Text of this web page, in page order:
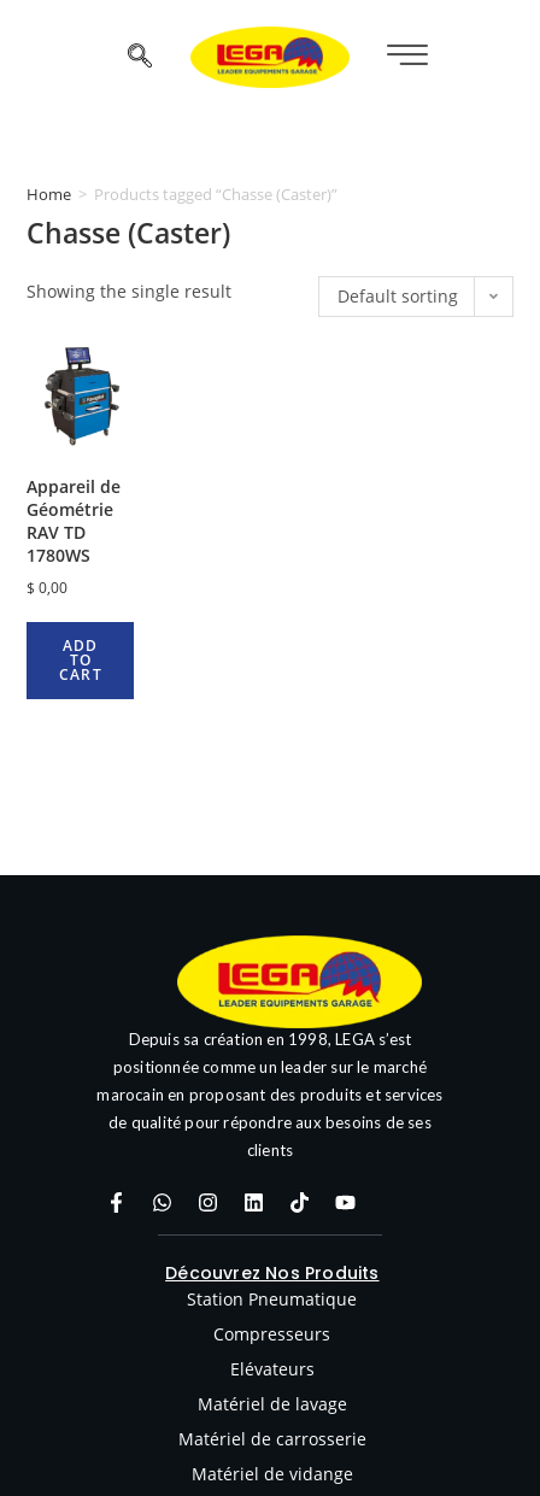
Home > Products tagged “Chasse (Caster)”
Chasse (Caster)
Showing the single result Default sorting
Appareil de
Géométrie
RAV TD
1780WS
$ 0,00
ADD
TO
CART
Depuis sa création en 1998, LEGA s’est
positionnée comme un leader sur le marché
marocain en proposant des produits et services
de qualité pour répondre aux besoins de ses
clients
Découvrez Nos Produits
Station Pneumatique
Compresseurs
Elévateurs
Matériel de lavage
Matériel de carrosserie
Matériel de vidange